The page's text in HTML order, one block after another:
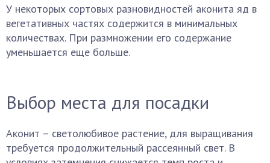
У некоторых сортовых разновидностей аконита яд в
вегетативных частях содержится в минимальных
количествах. При размножении его содержание
уменьшается еще больше.
Выбор места для посадки
Аконит – светолюбивое растение, для выращивания
требуется продолжительный рассеянный свет. В